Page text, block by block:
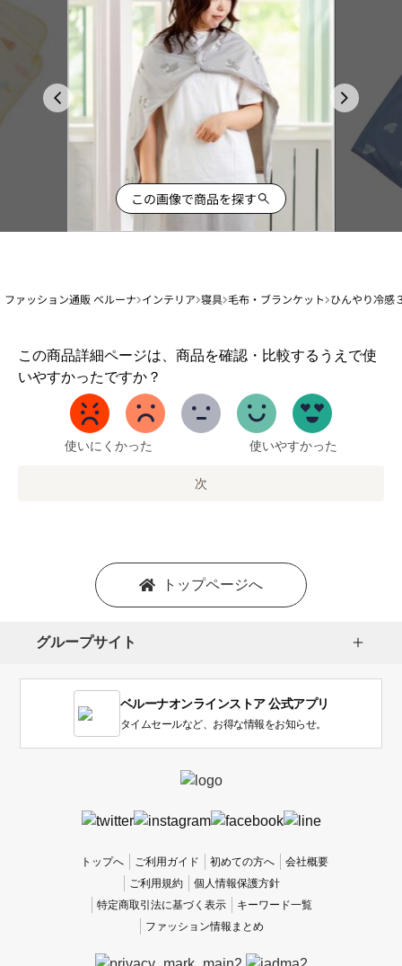
この画像で商品を探す
ファッション通販 ベルーナ インテリア 寝具 毛布・ブランケット ひんやり冷感
この商品詳細ページは、商品を確認・比較するうえで使
いやすかったですか？
1
か
い
使いにくかった 使いやすかった
次
トップページへ
グループサイト
ベルーナオンラインストア 公式アプリ
タイムセールなど、お得な情報をお知らせ。
トップへ ご利用ガイド 初めての方へ
会社概要
ご利用規約
個人情報保護方針
特定商取引法に基づく表示
キーワード一覧
ファッション情報まとめ